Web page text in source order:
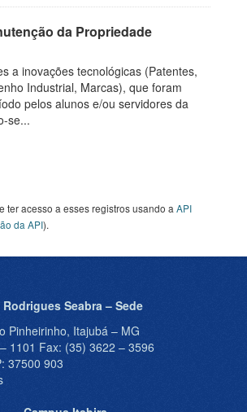
da Propriedade
a inovações tecnológicas (Patentes,
Industrial, Marcas), que foram
pelos alunos e/ou servidores da
se...
ter acesso a esses registros usando a API
da API).
Seabra – Sede
Pinheirinho, Itajubá – MG
1101 Fax: (35) 3622 – 3596
37500 903